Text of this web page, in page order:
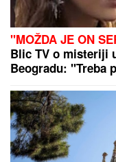
"MOŽDA JE ON
Blic TV o misteriji
Beogradu: "Treba